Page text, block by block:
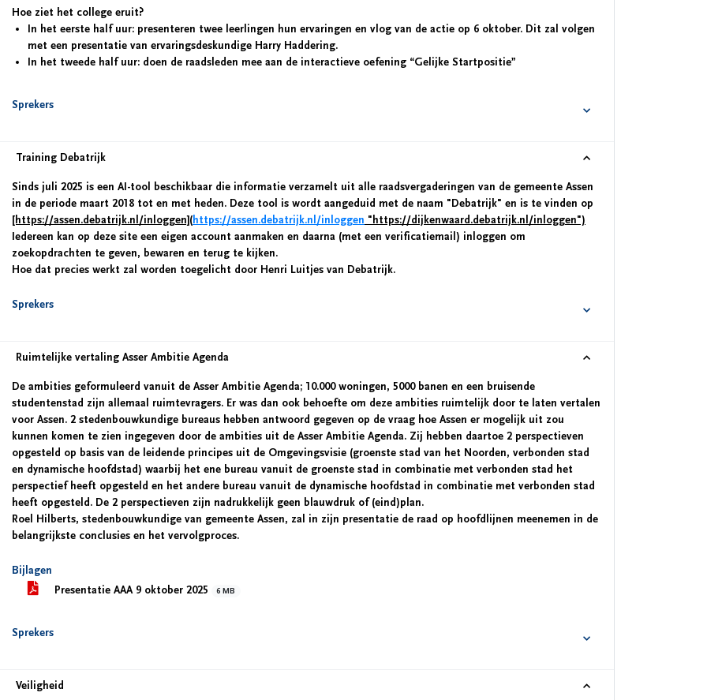
Hoe ziet het college eruit?
In het eerste half uur: presenteren twee leerlingen hun ervaringen en vlog van de actie op 6 oktober. Dit zal volgen
met een presentatie van ervaringsdeskundige Harry Haddering.
In het tweede half uur: doen de raadsleden mee aan de interactieve oefening “Gelijke Startpositie”
Sprekers
Training Debatrijk
Sinds juli 2025 is een AI-tool beschikbaar die informatie verzamelt uit alle raadsvergaderingen van de gemeente Assen
in de periode maart 2018 tot en met heden. Deze tool is wordt aangeduid met de naam "Debatrijk" en is te vinden op
[https://assen.debatrijk.nl/inloggen](https://assen.debatrijk.nl/inloggen "https://dijkenwaard.debatrijk.nl/inloggen")
Iedereen kan op deze site een eigen account aanmaken en daarna (met een verificatiemail) inloggen om
zoekopdrachten te geven, bewaren en terug te kijken.
Hoe dat precies werkt zal worden toegelicht door Henri Luitjes van Debatrijk.
Sprekers
Ruimtelijke vertaling Asser Ambitie Agenda
De ambities geformuleerd vanuit de Asser Ambitie Agenda; 10.000 woningen, 5000 banen en een bruisende
studentenstad zijn allemaal ruimtevragers. Er was dan ook behoefte om deze ambities ruimtelijk door te laten vertalen
voor Assen. 2 stedenbouwkundige bureaus hebben antwoord gegeven op de vraag hoe Assen er mogelijk uit zou
kunnen komen te zien ingegeven door de ambities uit de Asser Ambitie Agenda. Zij hebben daartoe 2 perspectieven
opgesteld op basis van de leidende principes uit de Omgevingsvisie (groenste stad van het Noorden, verbonden stad
en dynamische hoofdstad) waarbij het ene bureau vanuit de groenste stad in combinatie met verbonden stad het
perspectief heeft opgesteld en het andere bureau vanuit de dynamische hoofdstad in combinatie met verbonden stad
heeft opgesteld. De 2 perspectieven zijn nadrukkelijk geen blauwdruk of (eind)plan.
Roel Hilberts, stedenbouwkundige van gemeente Assen, zal in zijn presentatie de raad op hoofdlijnen meenemen in de
belangrijkste conclusies en het vervolgproces.
Bijlagen
Presentatie AAA 9 oktober 2025
6 MB
Sprekers
Veiligheid